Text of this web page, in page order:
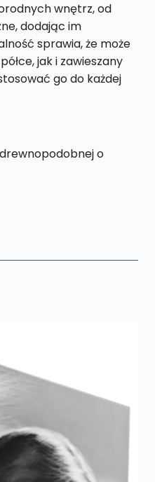
wnętrz, od
dodając im
sprawia, że może
jak i zawieszany
go do każdej
o